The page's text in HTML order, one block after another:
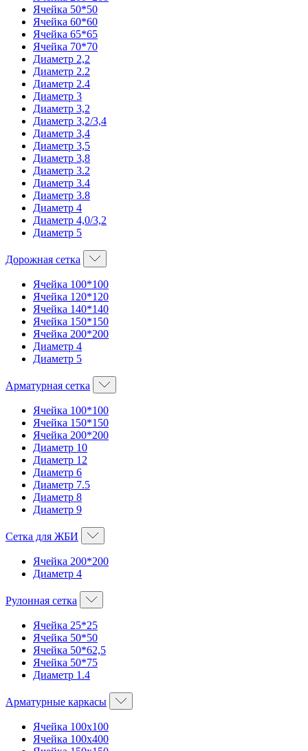
Ячейка 50*50
Ячейка 60*60
Ячейка 65*65
Ячейка 70*70
Диаметр 2,2
Диаметр 2.2
Диаметр 2.4
Диаметр 3
Диаметр 3,2
Диаметр 3,2/3,4
Диаметр 3,4
Диаметр 3,5
Диаметр 3,8
Диаметр 3.2
Диаметр 3.4
Диаметр 3.8
Диаметр 4
Диаметр 4,0/3,2
Диаметр 5
Дорожная сетка
Ячейка 100*100
Ячейка 120*120
Ячейка 140*140
Ячейка 150*150
Ячейка 200*200
Диаметр 4
Диаметр 5
Арматурная сетка
Ячейка 100*100
Ячейка 150*150
Ячейка 200*200
Диаметр 10
Диаметр 12
Диаметр 6
Диаметр 7.5
Диаметр 8
Диаметр 9
Сетка для ЖБИ
Ячейка 200*200
Диаметр 4
Рулонная сетка
Ячейка 25*25
Ячейка 50*50
Ячейка 50*62,5
Ячейка 50*75
Диаметр 1.4
Арматурные каркасы
Ячейка 100х100
Ячейка 100х400